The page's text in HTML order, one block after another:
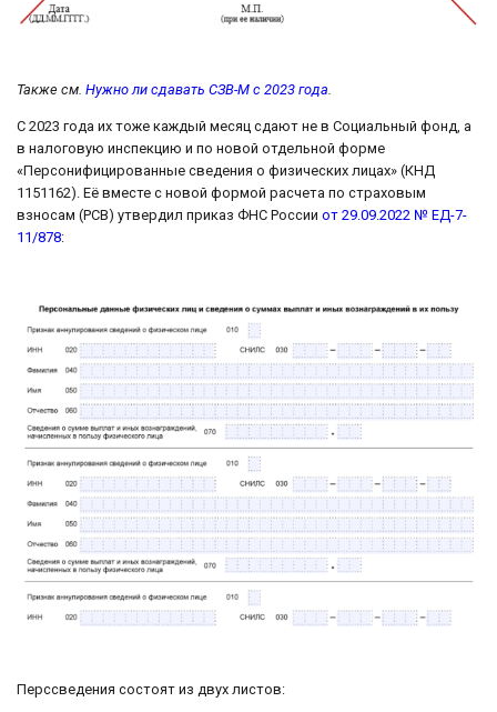
Также см. Нужно ли сдавать СЗВ-М с 2023 года.
С 2023 года их тоже каждый месяц сдают не в Социальный фонд, а
в налоговую инспекцию и по новой отдельной форме
«Персонифицированные сведения о физических лицах» (КНД
1151162). Её вместе с новой формой расчета по страховым
взносам (РСВ) утвердил приказ ФНС России от 29.09.2022 № ЕД-7-
11/878:
Перссведения состоят из двух листов: